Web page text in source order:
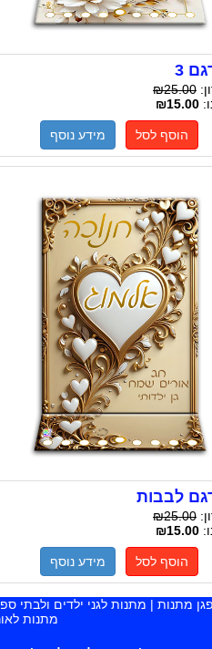
3
₪25.00
₪15.00
הוסף לסל מידע נוסף
לבבות
₪25.00
₪15.00
הוסף לסל מידע נוסף
מתנות | מתנות לגני ילדים ולבתי
מתנות